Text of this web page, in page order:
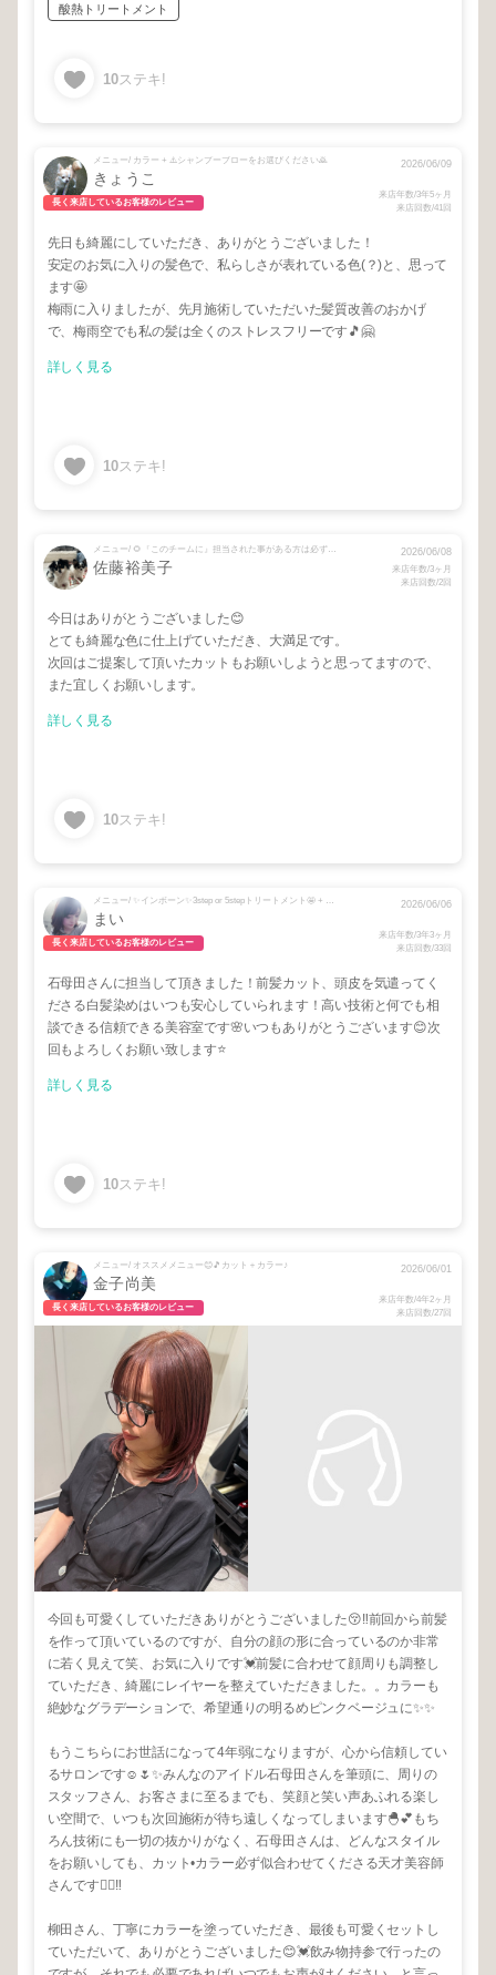
酸熱トリートメント
10ステキ!
メニュー/ カラー + ⚠️シャンプーブローをお選びください🙇
きょうこ
長く来店しているお客様のレビュー
2026/06/09
来店年数/3年5ヶ月
来店回数/41回
先日も綺麗にしていただき、ありがとうございました！
安定のお気に入りの髪色で、私らしさが表れている色(？)と、思って
ます🤩
梅雨に入りましたが、先月施術していただいた髪質改善のおかげ
で、梅雨空でも私の髪は全くのストレスフリーです🎵🤗
詳しく見る
10ステキ!
メニュー/ 🌻『このチームに』担当された事がある方は必ずご選択下さい🌻 + リタッチカラー + ⚠️シャンプーブローをお選びください🙇 + 脱白髪染め 白髪ぼかし失敗直し フェイディングカラー
佐藤裕美子
2026/06/08
来店年数/3ヶ月
来店回数/2回
今日はありがとうございました😊
とても綺麗な色に仕上げていただき、大満足です。
次回はご提案して頂いたカットもお願いしようと思ってますので、
また宜しくお願いします。
詳しく見る
10ステキ!
メニュー/ ✨インボーン✨3step or 5stepトリートメント🤩 + 脱白髪染め 白髪ぼかし失敗直し フェイディングカラー
まい
長く来店しているお客様のレビュー
2026/06/06
来店年数/3年3ヶ月
来店回数/33回
石母田さんに担当して頂きました！前髪カット、頭皮を気遣ってく
ださる白髪染めはいつも安心していられます！高い技術と何でも相
談できる信頼できる美容室です🌸いつもありがとうございます😊次
回もよろしくお願い致します⭐️
詳しく見る
10ステキ!
メニュー/ オススメメニュー😊🎵カット＋カラー♪
金子尚美
長く来店しているお客様のレビュー
2026/06/01
来店年数/4年2ヶ月
来店回数/27回
今回も可愛くしていただきありがとうございました😚‼️前回から前髪
を作って頂いているのですが、自分の顔の形に合っているのか非常
に若く見えて笑、お気に入りです💓前髪に合わせて顔周りも調整し
ていただき、綺麗にレイヤーを整えていただきました。。カラーも
絶妙なグラデーションで、希望通りの明るめピンクベージュに✨✨
もうこちらにお世話になって4年弱になりますが、心から信頼してい
るサロンです☺️🌷✨みんなのアイドル石母田さんを筆頭に、周りの
スタッフさん、お客さまに至るまでも、笑顔と笑い声あふれる楽し
い空間で、いつも次回施術が待ち遠しくなってしまいます🐣💕もち
ろん技術にも一切の抜かりがなく、石母田さんは、どんなスタイル
をお願いしても、カット•カラー必ず似合わせてくださる天才美容師
さんです💇‍♀️‼️
柳田さん、丁寧にカラーを塗っていただき、最後も可愛くセットし
ていただいて、ありがとうございました😊💓飲み物持参で行ったの